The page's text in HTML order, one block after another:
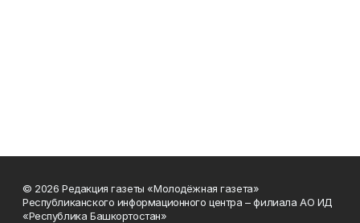
© 2026 Редакция газеты «Молодёжная газета»
Республиканского информационного центра – филиала АО ИД
«Республика Башкортостан»